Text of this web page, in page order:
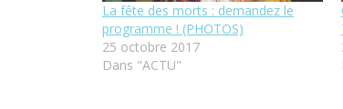
La fête des morts : demandez le
programme ! (PHOTOS)
25 octobre 2017
Dans "ACTU"